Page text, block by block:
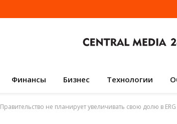
Финансы Бизнес Технологии
Правительство не планирует увеличивать свою долю в